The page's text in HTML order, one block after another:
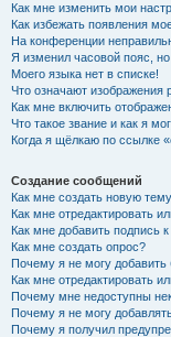
Как мне изменить мои
Как избежать появления
На конференции
Я изменил часовой пояс,
Моего языка нет в списке!
Что означают
Как мне включить
Что такое звание и как я
Когда я щёлкаю по ссылке
Создание сообщений
Как мне создать новую
Как мне отредактировать
Как мне добавить подпись
Как мне создать опрос?
Почему я не могу добавить
Как мне отредактировать
Почему мне недоступны
Почему я не могу
Почему я получил